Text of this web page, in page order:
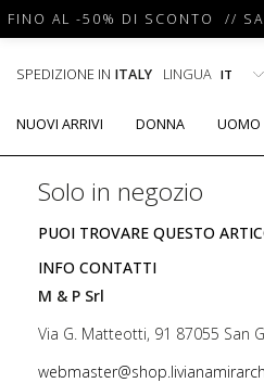
FINO AL -50% DI SCONTO //
SPEDIZIONE IN ITALY LINGUA
NUOVI ARRIVI DONNA UOMO
Solo in negozio
PUOI TROVARE QUESTO
INFO CONTATTI
M & P Srl
Via G. Matteotti, 91 87055 San